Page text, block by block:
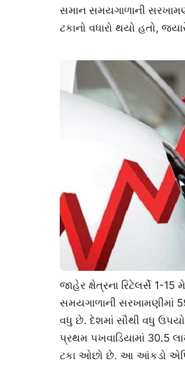
સમાન સમયગાળાની
ટકાનો વધારો થયો હતો,
જાહેર ક્ષેત્રના રિટેલર્સે 1-
સમયગાળાની સરખામણીમાં
વધુ છે. દેશમાં સૌથી વધુ
પ્રથમ પખવાડિયામાં 30.5
ટકા ઓછો છે. આ આંકડો